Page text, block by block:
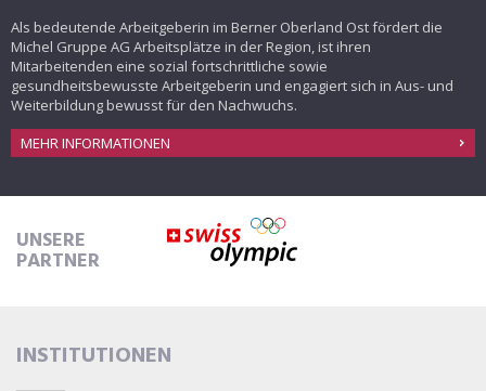
Als bedeutende Arbeitgeberin im Berner Oberland Ost fördert die
Michel Gruppe AG Arbeitsplätze in der Region, ist ihren
Mitarbeitenden eine sozial fortschrittliche sowie
gesundheitsbewusste Arbeitgeberin und engagiert sich in Aus- und
Weiterbildung bewusst für den Nachwuchs.
MEHR INFORMATIONEN
UNSERE
PARTNER
INSTITUTIONEN